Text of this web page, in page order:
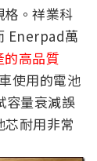
。祥業科
Enerpad萬
高品質
使用的電池
容量衰減誤
芯耐用非常